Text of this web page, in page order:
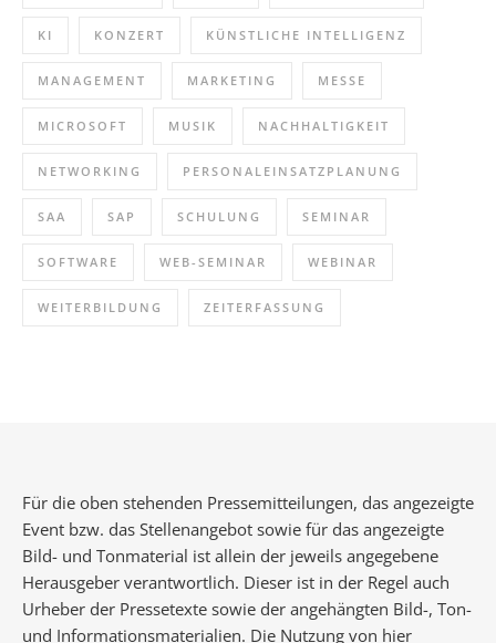
KI KONZERT KÜNSTLICHE INTELLIGENZ
MANAGEMENT MARKETING MESSE
MICROSOFT MUSIK NACHHALTIGKEIT
NETWORKING PERSONALEINSATZPLANUNG
SAA SAP SCHULUNG SEMINAR
SOFTWARE WEB-SEMINAR WEBINAR
WEITERBILDUNG ZEITERFASSUNG
Für die oben stehenden Pressemitteilungen, das angezeigte
Event bzw. das Stellenangebot sowie für das angezeigte
Bild- und Tonmaterial ist allein der jeweils angegebene
Herausgeber verantwortlich. Dieser ist in der Regel auch
Urheber der Pressetexte sowie der angehängten Bild-, Ton-
und Informationsmaterialien. Die Nutzung von hier